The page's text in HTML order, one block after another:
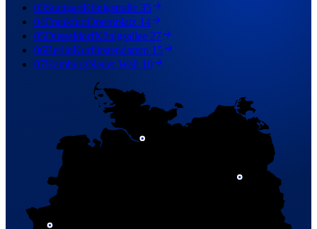
03StuttgartKönigstraße 35
04FrankfurtOpernplatz 14
05DüsseldorfKönigsallee 27
06BerlinKurfürstendamm 15
07HamburgNeuer Wall 10